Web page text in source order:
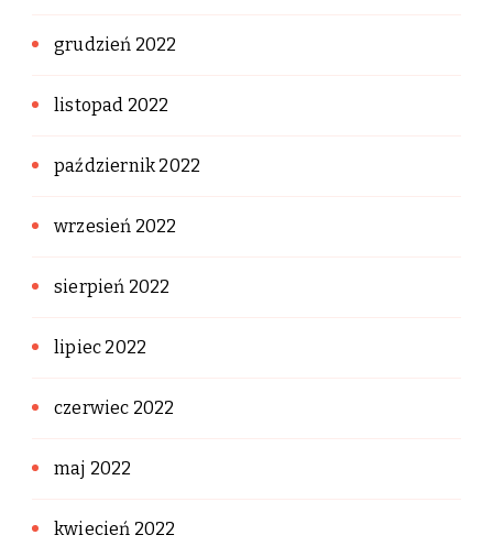
grudzień 2022
listopad 2022
październik 2022
wrzesień 2022
sierpień 2022
lipiec 2022
czerwiec 2022
maj 2022
kwiecień 2022